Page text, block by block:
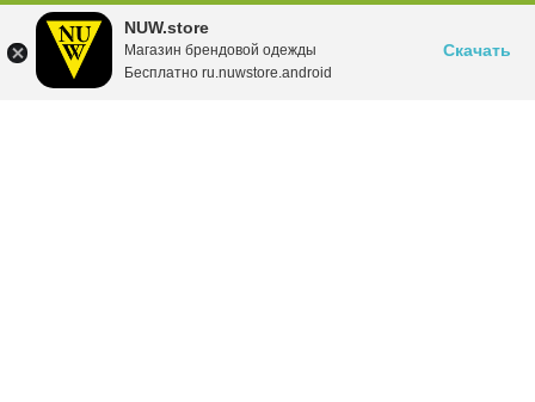
NUW.store
Магазин брендовой одежды
Бесплатно ru.nuwstore.android
Скачать